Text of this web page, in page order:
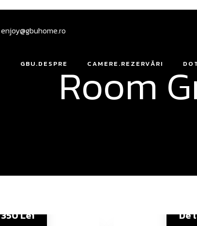
enjoy@gbuhome.ro
GBU.DESPRE CAMERE.REZERVĂRI
Room
350 Lei De